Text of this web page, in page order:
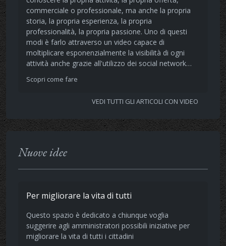
commerciale o professionale, ma anche la propria
storia, la propria esperienza, la propria
professionalità, la propria passione. Uno di questi
modi è farlo attraverso un video capace di
moltiplicare esponenzialmente la visibilità di ogni
attività anche grazie all'utilizzo dei social network…
Scopri come fare
VEDI TUTTI GLI ARTICOLI CON VIDEO
Nuove idee
Per migliorare la vita di tutti
Questo spazio è dedicato a chiunque voglia
suggerire agli amministratori possibili iniziative per
migliorare la vita di tutti i cittadini